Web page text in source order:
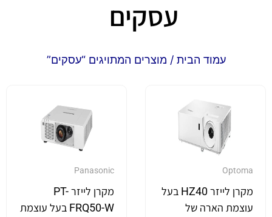
עסקים
עמוד הבית / מוצרים המתויגים “עסקים”
Optoma
מקרן לייזר HZ40 בעל
עוצמת הארה של
Panasonic
מקרן לייזר PT-
FRQ50-W בעל עוצמת